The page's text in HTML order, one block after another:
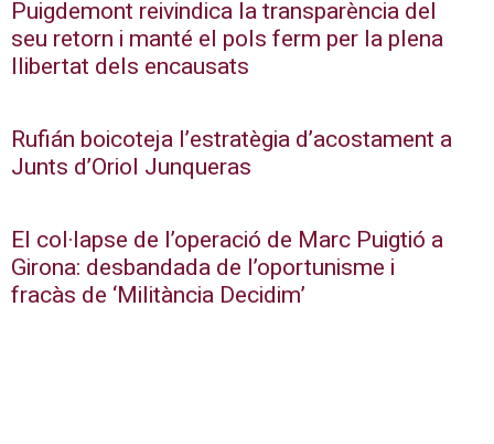
Puigdemont reivindica la transparència del
seu retorn i manté el pols ferm per la plena
llibertat dels encausats
Rufián boicoteja l’estratègia d’acostament a
Junts d’Oriol Junqueras
El col·lapse de l’operació de Marc Puigtió a
Girona: desbandada de l’oportunisme i
fracàs de ‘Militància Decidim’